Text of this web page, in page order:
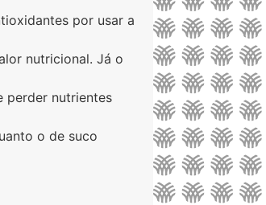
por usar a
nutricional. Já o
perder nutrientes
o de suco